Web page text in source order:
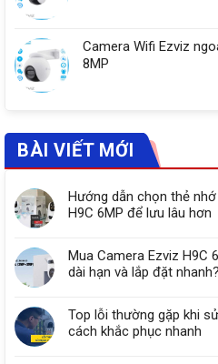
Camera Wifi Ezviz
8MP
BÀI VIẾT MỚI
Hướng dẫn chọn thẻ
H9C 6MP để lưu lâu hơn
Mua Camera Ezviz H9C
dài hạn và lắp đặt nhanh?
Top lỗi thường gặp khi
cách khắc phục nhanh